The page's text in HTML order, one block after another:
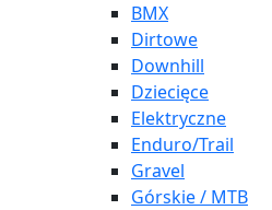
BMX
Dirtowe
Downhill
Dziecięce
Elektryczne
Enduro/Trail
Gravel
Górskie / MTB